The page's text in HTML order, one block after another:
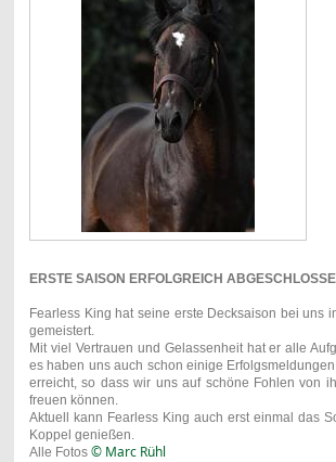
ERSTE SAISON ERFOLGREICH
Fearless King hat seine erste Decksaison bei uns
gemeistert.
Mit viel Vertrauen und Gelassenheit hat er alle
es haben uns auch schon einige
erreicht, so dass wir uns auf schöne Fohlen von
freuen können.
Aktuell kann Fearless King auch erst einmal das
Koppel genießen.
Alle Fotos © Marc Rühl